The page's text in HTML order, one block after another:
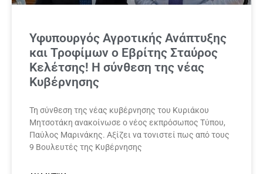
Υφυπουργός Αγροτικής Ανάπτυξης
και Τροφίμων ο Εβρίτης Σταύρος
Κελέτσης! Η σύνθεση της νέας
Κυβέρνησης
Τη σύνθεση της νέας κυβέρνησης του Κυριάκου
Μητσοτάκη ανακοίνωσε ο νέος εκπρόσωπος Τύπου,
Παύλος Μαρινάκης. Αξίζει να τονιστεί πως από τους
9 Βουλευτές της Κυβέρνησης